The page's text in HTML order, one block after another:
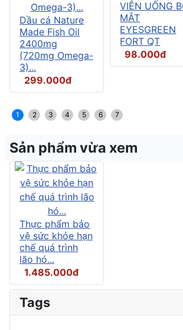
Dầu cá Nature
Made Fish Oil
2400mg
(720mg Omega-
3)...
299.000đ
VIÊN UỐNG
MẮT
EYESGREEN
FORT QT
98.000đ
1 2 3 4 5 6 7
Sản phẩm vừa xem
Thực phẩm bảo
vệ sức khỏe hạn
chế quá trình
lão hó...
1.485.000đ
Tags